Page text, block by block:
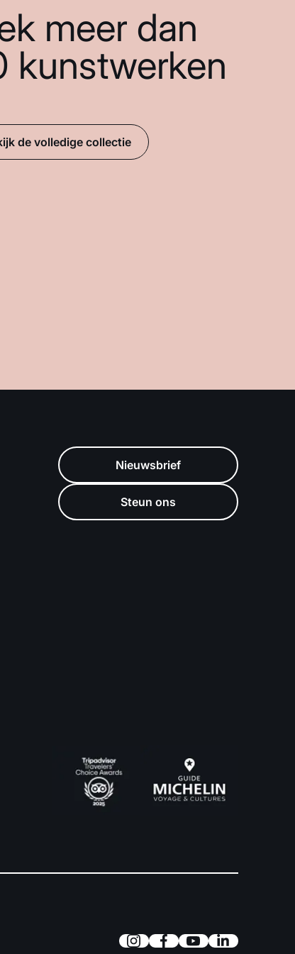
meer dan
kunstwerken
de volledige collectie
Nieuwsbrief
Steun ons